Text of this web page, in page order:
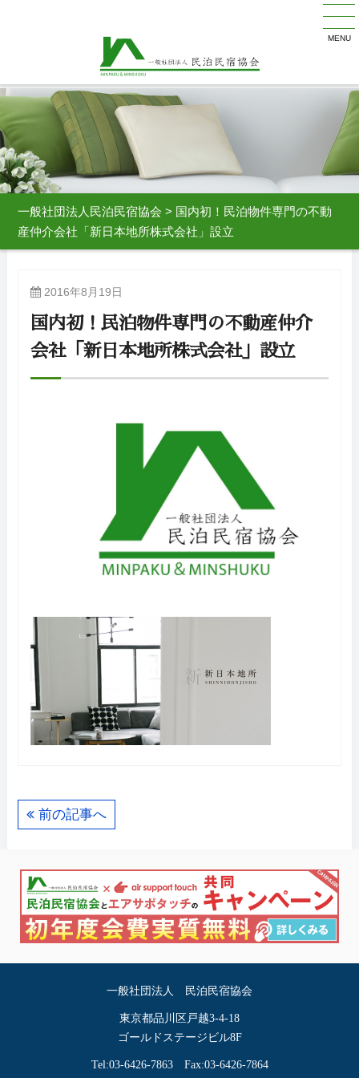
MENU
一般社団法人民泊民宿協会 > 国内初！民泊物件専門の不動
産仲介会社「新日本地所株式会社」設立
2016年8月19日
国内初！民泊物件専門の不動産仲介
会社「新日本地所株式会社」設立
前の記事へ
一般社団法人 民泊民宿協会
東京都品川区戸越3-4-18
ゴールドステージビル8F
Tel:03-6426-7863 Fax:03-6426-7864